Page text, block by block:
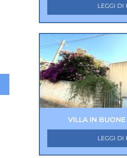
LEGGI DI
VILLA IN
LEGGI DI